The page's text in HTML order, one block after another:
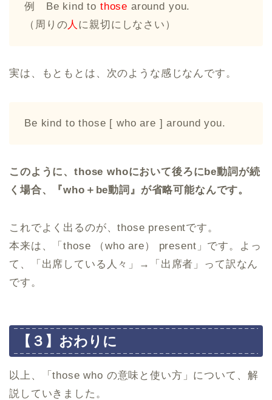
例 Be kind to those around you.
（周りの人 に親切にしなさい）
実は、もともとは、次のような感じなんです。
Be kind to those [ who are ] around you.
このように、those whoにおいて後ろにbe動詞が続
く場合、『who＋be動詞』が省略可能なんです。
これでよく出るのが、those presentです。
本来は、「those （who are） present」です。よっ
て、「出席している人々」→「出席者」って訳なん
です。
【３】おわりに
以上、「those who の意味と使い方」について、解
説していきました。